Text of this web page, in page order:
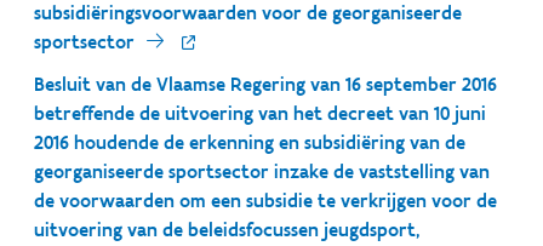
subsidiëringsvoorwaarden voor de georganiseerde
sportsector
Besluit van de Vlaamse Regering van 16 september 2016
betreffende de uitvoering van het decreet van 10 juni
2016 houdende de erkenning en subsidiëring van de
georganiseerde sportsector inzake de vaststelling van
de voorwaarden om een subsidie te verkrijgen voor de
uitvoering van de beleidsfocussen jeugdsport,